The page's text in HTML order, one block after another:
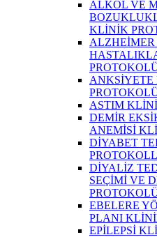
ALKOL VE
KLİNİK
ASTIM
DEMİR
ANEMİSİ
DİYABET
DİYALİZ
SEÇİMİ VE
EBELERE
PLANI
EPİLEPSİ